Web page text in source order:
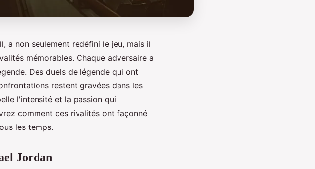
a non seulement redéfini le jeu, mais il
mémorables. Chaque adversaire a
Des duels de légende qui ont
restent gravées dans les
l'intensité et la passion qui
comment ces rivalités ont façonné
les temps.
Jordan